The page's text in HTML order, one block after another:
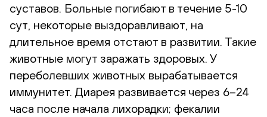
суставов. Больные погибают в течение 5-10
сут, некоторые выздоравливают, на
длительное время отстают в развитии. Такие
животные могут заражать здоровых. У
переболевших животных вырабатывается
иммунитет. Диарея развивается через 6–24
часа после начала лихорадки; фекалии